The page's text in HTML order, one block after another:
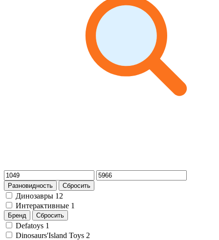
Разновидность Сбросить
Динозавры 12
Интерактивные 1
Бренд Сбросить
Defatoys 1
Dinosaurs'Island Toys 2